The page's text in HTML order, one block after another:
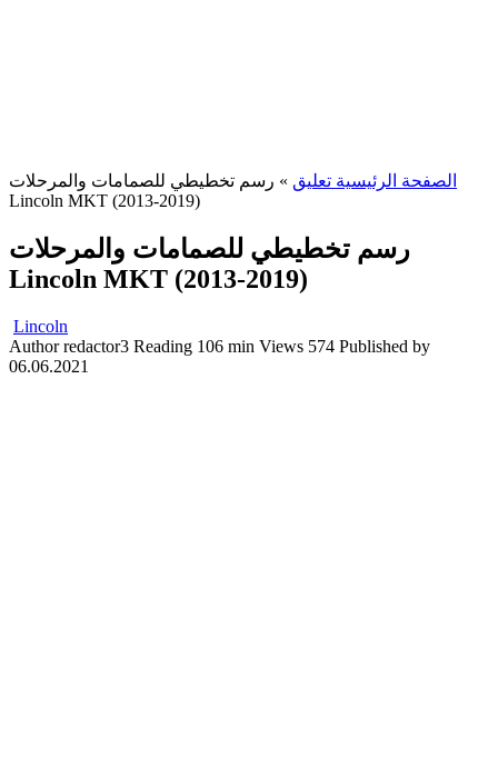
الصفحة الرئيسية تعليق » رسم تخطيطي للصمامات والمرحلات
Lincoln MKT (2013-2019)
رسم تخطيطي للصمامات والمرحلات
Lincoln MKT (2013-2019)
Lincoln
Author redactor3 Reading 106 min Views 574 Published by
06.06.2021